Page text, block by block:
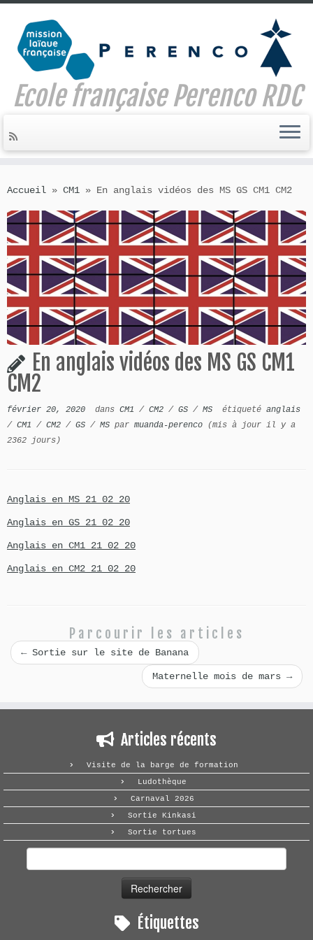
to
Ecole française Perenco RDC
Accueil » CM1 » En anglais vidéos des MS GS CM1 CM2
En anglais vidéos des MS GS CM1
CM2
février 20, 2020 dans CM1 / CM2 / GS / MS étiqueté anglais
/ CM1 / CM2 / GS / MS par muanda-perenco (mis à jour il y a
2362 jours)
Anglais en MS 21 02 20
Anglais en GS 21 02 20
Anglais en CM1 21 02 20
Anglais en CM2 21 02 20
Parcourir les articles
←Sortie sur le site de Banana
Maternelle mois de mars →
Articles récents
Visite de la barge de formation
Ludothèque
Carnaval 2026
Sortie Kinkasi
Sortie tortues
Étiquettes